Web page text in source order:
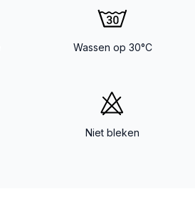
Wassen op 30°C
Niet bleken